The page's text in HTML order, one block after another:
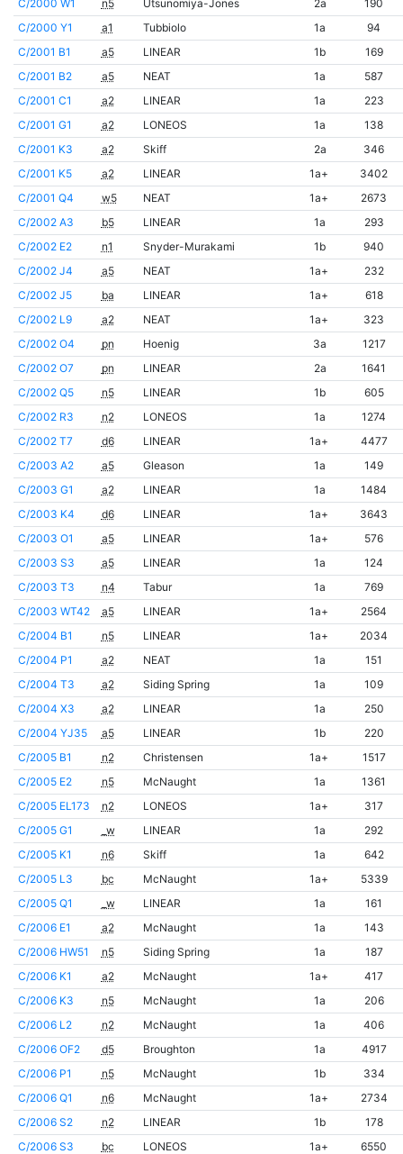
C/2000 W1 n5 Utsunomiya-Jones 2a
190
C/2000 Y1
a1 Tubbiolo 1a
94
C/2001 B1
a5 LINEAR 1b
169
C/2001 B2
a5 NEAT 1a
587
C/2001 C1
a2 LINEAR 1a
223
C/2001 G1
a2 LONEOS 1a
138
C/2001 K3
a2 Skiff 2a
346
C/2001 K5
a2 LINEAR 1a+
3402
C/2001 Q4
w5 NEAT 1a+
2673
C/2002 A3
b5 LINEAR 1a
293
C/2002 E2
n1 Snyder-Murakami 1b
940
C/2002 J4
a5 NEAT 1a+
232
C/2002 J5
ba LINEAR 1a+
618
C/2002 L9
a2 NEAT 1a+
323
C/2002 O4
pn Hoenig 3a
1217
C/2002 O7
pn LINEAR 2a
1641
C/2002 Q5
n5 LINEAR 1b
605
C/2002 R3
n2 LONEOS 1a
1274
C/2002 T7
d6 LINEAR 1a+
4477
C/2003 A2
a5 Gleason 1a
149
C/2003 G1
a2 LINEAR 1a
1484
C/2003 K4
d6 LINEAR 1a+
3643
C/2003 O1
a5 LINEAR 1a+
576
C/2003 S3
a5 LINEAR 1a
124
C/2003 T3
n4 Tabur 1a
769
C/2003 WT42
a5 LINEAR 1a+
2564
C/2004 B1
n5 LINEAR 1a+
2034
C/2004 P1
a2 NEAT 1a
151
C/2004 T3
a2 Siding Spring 1a
109
C/2004 X3
a2 LINEAR 1a
250
C/2004 YJ35
a5 LINEAR 1b
220
C/2005 B1
n2 Christensen 1a+
1517
C/2005 E2
n5 McNaught 1a
1361
C/2005 EL173
n2 LONEOS 1a+
317
C/2005 G1
_w LINEAR 1a
292
C/2005 K1
n6 Skiff 1a
642
C/2005 L3
bc McNaught 1a+
5339
C/2005 Q1
_w LINEAR 1a
161
C/2006 E1
a2 McNaught 1a
143
C/2006 HW51
n5 Siding Spring 1a
187
C/2006 K1
a2 McNaught 1a+
417
C/2006 K3
n5 McNaught 1a
206
C/2006 L2
n2 McNaught 1a
406
C/2006 OF2
d5 Broughton 1a
4917
C/2006 P1
n5 McNaught 1b
334
C/2006 Q1
n6 McNaught 1a+
2734
C/2006 S2
n2 LINEAR 1b
178
C/2006 S3
bc LONEOS 1a+
6550